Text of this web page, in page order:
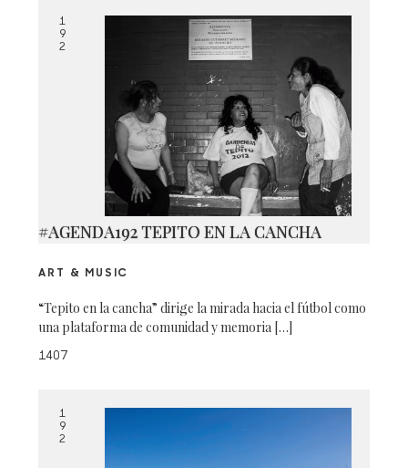
1
9
2
#AGENDA192 TEPITO EN LA CANCHA
ART & MUSIC
“Tepito en la cancha” dirige la mirada hacia el fútbol como
una plataforma de comunidad y memoria […]
1407
1
9
2